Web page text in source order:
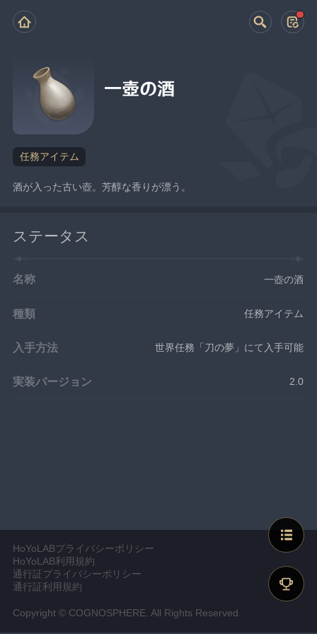
一壺の酒
任務アイテム
酒が入った古い壺。芳醇な香りが漂う。
ステータス
名称 一壺の酒
種類 任務アイテム
入手方法 世界任務「刀の夢」にて入手可能
実装バージョン 2.0
HoYoLABプライバシーポリシー
HoYoLAB利用規約
通行証プライバシーポリシー
通行証利用規約
Copyright © COGNOSPHERE. All Rights Reserved.